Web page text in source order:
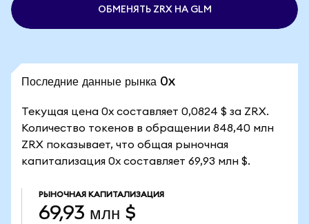
ОБМЕНЯТЬ ZRX НА GLM
Последние данные рынка 0x
Текущая цена 0x составляет 0,0824 $ за ZRX.
Количество токенов в обращении 848,40 млн
ZRX показывает, что общая рыночная
капитализация 0x составляет 69,93 млн $.
РЫНОЧНАЯ КАПИТАЛИЗАЦИЯ
69,93 млн $